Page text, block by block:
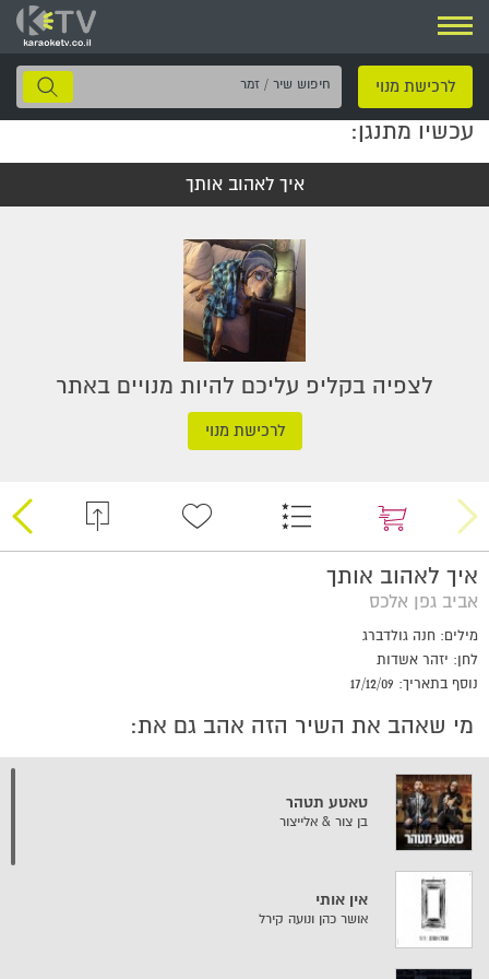
ניווט
לרכישת מנוי
חיפוש
שיר
עכשיו מתנגן:
איך לאהוב אותך
לצפיה בקליפ עליכם להיות מנויים באתר
לרכישת מנוי
איך לאהוב אותך
אביב גפן אלכס
מילים: חנה גולדברג
לחן: יזהר אשדות
נוסף בתאריך: 17/12/09
מי שאהב את השיר הזה אהב גם את:
טאטע תטהר
בן צור & אלייצור
אין אותי
אושר כהן ונועה קירל